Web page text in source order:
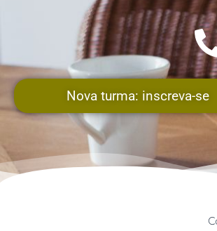
Nova turma: inscreva-se